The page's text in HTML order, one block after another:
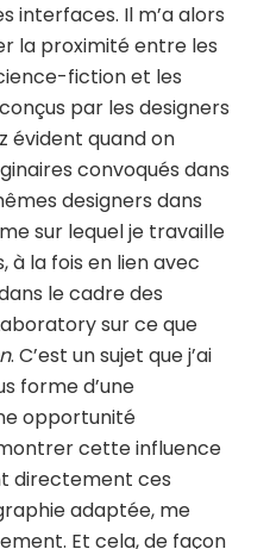
interfaces. Il m’a alors
la proximité entre les
fiction et les
par les designers
évident quand on
convoqués dans
designers dans
sur lequel je travaille
à la fois en lien avec
le cadre des
sur ce que
. C’est un sujet que j’ai
forme d’une
opportunité
cette influence
directement ces
adaptée, me
Et cela, de façon